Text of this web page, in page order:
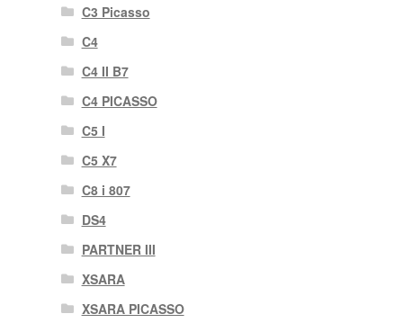
C3 Picasso
C4
C4 II B7
C4 PICASSO
C5 I
C5 X7
C8 i 807
DS4
PARTNER III
XSARA
XSARA PICASSO